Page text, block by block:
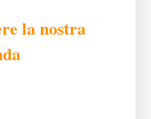
la nostra